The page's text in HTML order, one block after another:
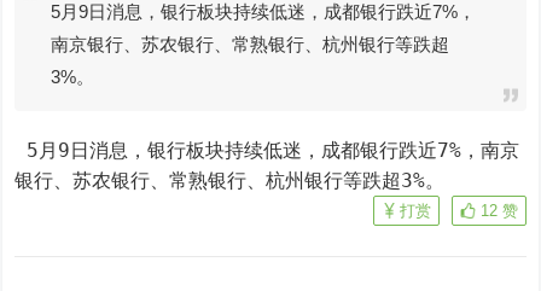
5月9日消息，银行板块持续低迷，成都银行跌近7%，
南京银行、苏农银行、常熟银行、杭州银行等跌超
3%。
银行、苏农银行、常熟银行、杭州银行等跌超3%。
12 赞
打赏